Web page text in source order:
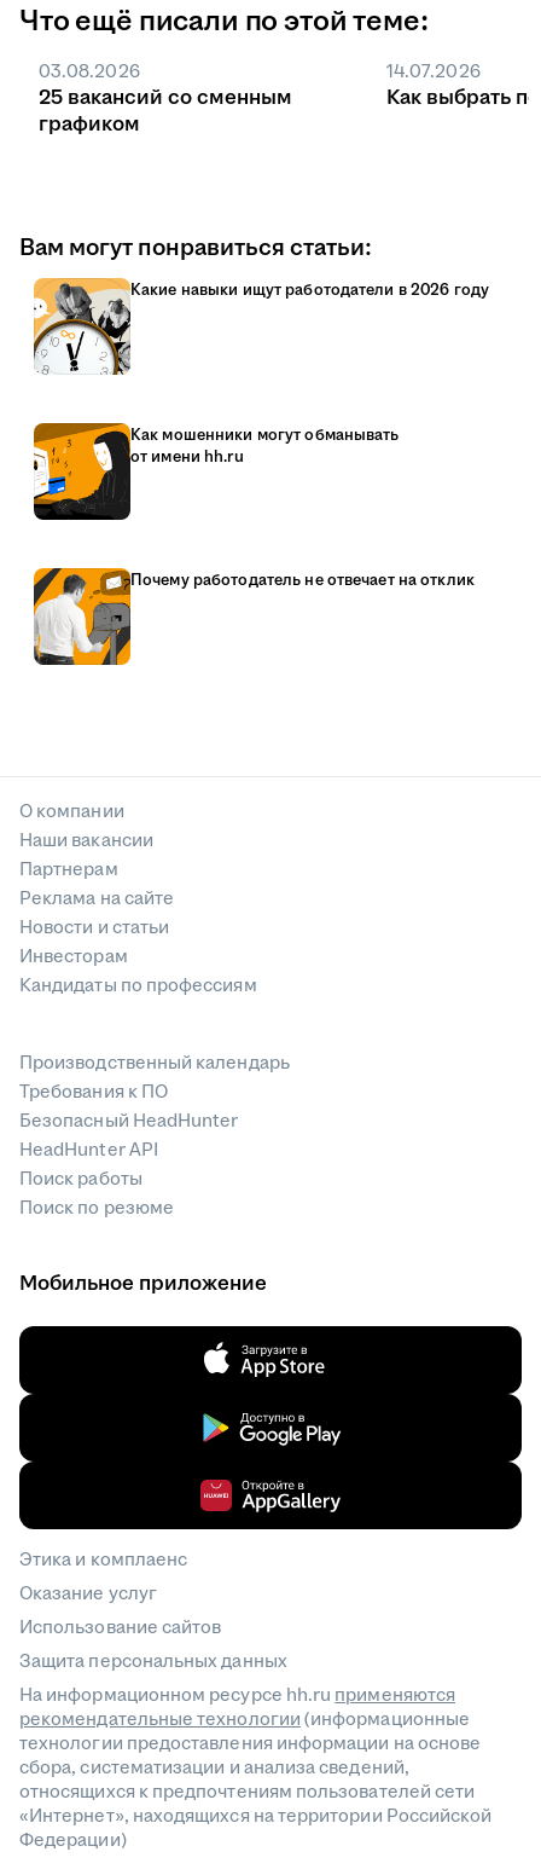
Что ещё писали по этой теме:
03.08.2026
25 вакансий со сменным
графиком
14.07.2026
Как выбрать
Вам могут понравиться статьи:
Какие навыки ищут работодатели в 2026 году
Как мошенники могут обманывать
от имени hh.ru
Почему работодатель не отвечает на отклик
О компании
Наши вакансии
Партнерам
Реклама на сайте
Новости и статьи
Инвесторам
Кандидаты по профессиям
Производственный календарь
Требования к ПО
Безопасный HeadHunter
HeadHunter API
Поиск работы
Поиск по резюме
Мобильное приложение
Этика и комплаенс
Оказание услуг
Использование сайтов
Защита персональных данных
На информационном ресурсе hh.ru применяются
рекомендательные технологии(информационные
технологии предоставления информации на основе
сбора, систематизации и анализа сведений,
относящихся к предпочтениям пользователей сети
«Интернет», находящихся на территории Российской
Федерации)